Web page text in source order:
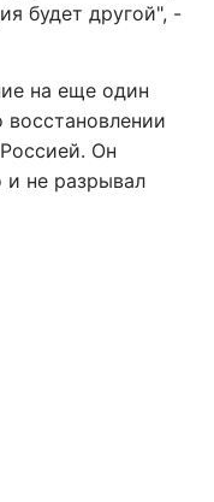
будет другой", -
на еще один
восстановлении
Он
и не разрывал